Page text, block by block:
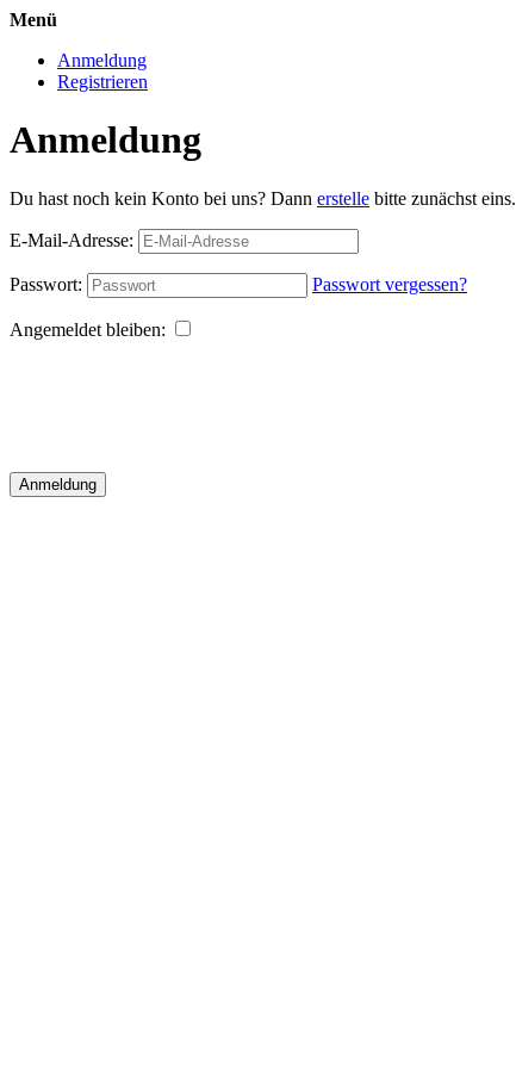
Menü
Anmeldung
Registrieren
Anmeldung
Du hast noch kein Konto bei uns? Dann erstelle bitte zunächst eins.
E-Mail-Adresse:
Passwort: Passwort vergessen?
Angemeldet bleiben:
Anmeldung